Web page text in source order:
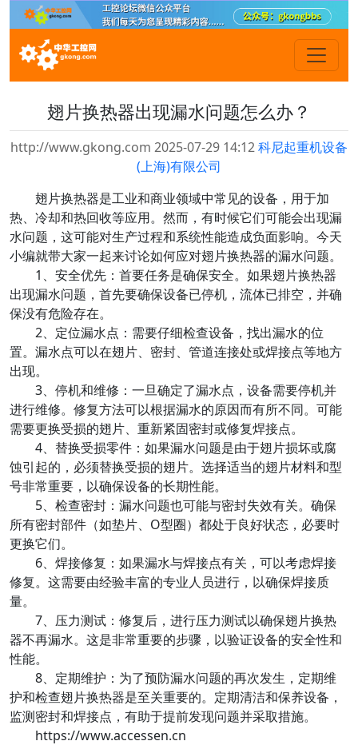
翅片换热器出现漏水问题怎么办？
http://www.gkong.com 2025-07-29 14:12科尼起重机设备
(上海)有限公司
翅片换热器是工业和商业领域中常见的设备，用于加
热、冷却和热回收等应用。然而，有时候它们可能会出现漏
水问题，这可能对生产过程和系统性能造成负面影响。今天
小编就带大家一起来讨论如何应对翅片换热器的漏水问题。
1、安全优先：首要任务是确保安全。如果翅片换热器
出现漏水问题，首先要确保设备已停机，流体已排空，并确
保没有危险存在。
2、定位漏水点：需要仔细检查设备，找出漏水的位
置。漏水点可以在翅片、密封、管道连接处或焊接点等地方
出现。
3、停机和维修：一旦确定了漏水点，设备需要停机并
进行维修。修复方法可以根据漏水的原因而有所不同。可能
需要更换受损的翅片、重新紧固密封或修复焊接点。
4、替换受损零件：如果漏水问题是由于翅片损坏或腐
蚀引起的，必须替换受损的翅片。选择适当的翅片材料和型
号非常重要，以确保设备的长期性能。
5、检查密封：漏水问题也可能与密封失效有关。确保
所有密封部件（如垫片、O型圈）都处于良好状态，必要时
更换它们。
6、焊接修复：如果漏水与焊接点有关，可以考虑焊接
修复。这需要由经验丰富的专业人员进行，以确保焊接质
量。
7、压力测试：修复后，进行压力测试以确保翅片换热
器不再漏水。这是非常重要的步骤，以验证设备的安全性和
性能。
8、定期维护：为了预防漏水问题的再次发生，定期维
护和检查翅片换热器是至关重要的。定期清洁和保养设备，
监测密封和焊接点，有助于提前发现问题并采取措施。
https://www.accessen.cn